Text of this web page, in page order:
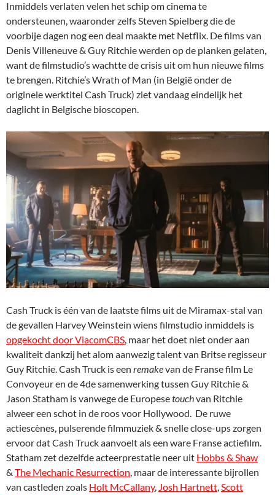
Inmiddels verlaten velen het schip om cinema te
ondersteunen, waaronder zelfs Steven Spielberg die de
voorbije dagen nog een deal maakte met Netflix. De films van
Denis Villeneuve & Guy Ritchie werden op de planken gelaten,
want de filmstudio’s wachtte de crisis uit om hun nieuwe films
te brengen. Ritchie’s Wrath of Man (in België onder de
originele werktitel Cash Truck) ziet vandaag eindelijk het
daglicht in Belgische bioscopen.
Cash Truck is één van de laatste films uit de Miramax-stal van
de gevallen Harvey Weinstein wiens filmstudio inmiddels is
opgekocht door ViacomCBS, maar het doet niet onder aan
kwaliteit dankzij het alom aanwezig talent van Britse regisseur
Guy Ritchie. Cash Truck is een remakevan de Franse film Le
Convoyeur en de 4de samenwerking tussen Guy Ritchie &
Jason Statham is vanwege de Europesetouchvan Ritchie
alweer een schot in de roos voor Hollywood. De ruwe
actiescènes, pulserende filmmuziek & snelle close-ups zorgen
ervoor dat Cash Truck aanvoelt als een ware Franse actiefilm.
Statham zet dezelfde acteerprestatie neer uit Hobbs & Shaw
& The Mechanic Resurrection, maar de interessante bijrollen
van castleden zoals Holt McCallany, Josh Hartnett,Scott